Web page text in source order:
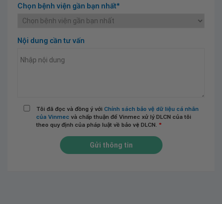
Chọn bệnh viện gần bạn nhất*
Nội dung cần tư vấn
Tôi đã đọc và đồng ý với Chính sách bảo vệ dữ liệu cá nhân
của Vinmec và chấp thuận để Vinmec xử lý DLCN của tôi
theo quy định của pháp luật về bảo vệ DLCN. *
Gửi thông tin